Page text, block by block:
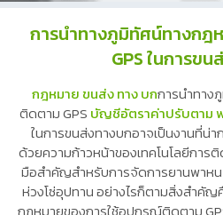
การนำทางภูมิทัศน์ทางกฎ
GPS ในการข
กฎหมาย ขนส่ง ทาง บกการนำทาง
ติดตาม GPS บัญชีอัตราค่าปรับตาม
ในการขนส่งทางบกอาจเป็นงานที่น่
ด้วยความก้าวหน้าของเทคโนโลยีการ
มือสำคัญสำหรับการจัดการยานพาหน
ห่วงโซ่อุปทาน อย่างไรก็ตามสิ่งสำคัญ